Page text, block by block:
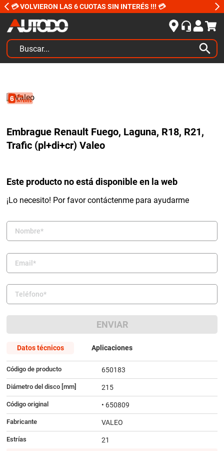
💳 VOLVIERON LAS 6 CUOTAS SIN INTERÉS !!! 💳
Buscar...
Embrague Renault Fuego, Laguna, R18, R21,
Trafic (pl+di+cr) Valeo
Este producto no está disponible en la web
¡Lo necesito! Por favor contáctenme para ayudarme
ENVIAR
Datos técnicos Aplicaciones
Código de producto 650183
Diámetro del disco [mm] 215
Código original • 650809
Fabricante VALEO
Estrías
21
2.
amortiguadores
4
honda civic
amortiguador